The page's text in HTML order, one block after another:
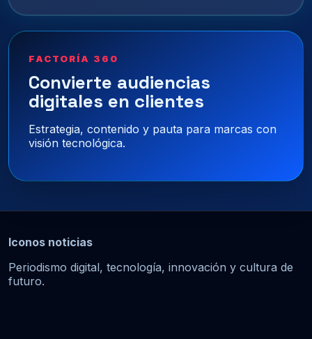
FACTORÍA 360
Convierte audiencias
digitales en clientes
Estrategia, contenido y pauta para marcas con
visión tecnológica.
Iconos noticias
Periodismo digital, tecnología, innovación y cultura de
futuro.